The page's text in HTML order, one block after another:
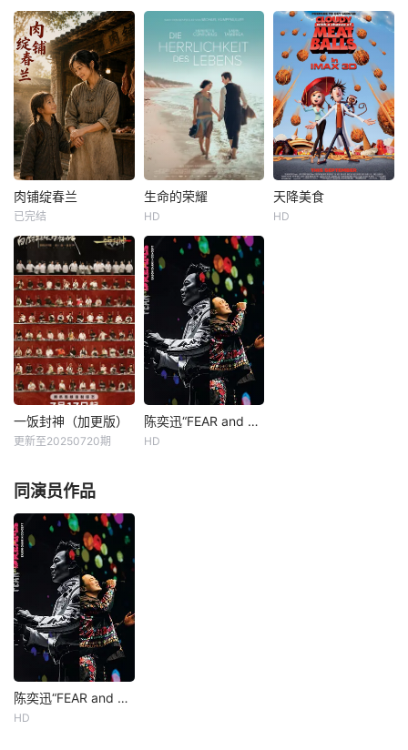
傅知遥忍辱十五
年，终于在夫君萧
破野葬礼上放声大
笑，重获自由。不
料意外重生，回到
联姻前夕，还被系
统逼迫攻略萧破
野、改写他的死
局。与此同时，被
她“气死”的萧破野
也带着恨意重生，
边，一心复仇。两
人互相试探、伪装
拉扯，从棺前仇人
变枕边爱人。傅知
遥手撕渣爹庶妹，
萧破野护妻宠妻无
度，二人联手揭穿
宫斗阴谋、平定乱
世，揭开双重生的
秘密。两世爱恨纠
缠，最终携手而
归。
洛辰遭挚友与未婚
妻陷害，家破人亡
后被高人救下，苦
修五年武道、丹
道、医道归来复
仇。他大闹仇人订
婚宴，揭露阴谋、
手刃仇敌，一路破
除金、郑、杨三大
豪门与血宗的围
剿，结识莫清婉、
人，逐步揭开父母
死亡的真相，揪出
幕后黑手安凌天。
洛辰建立势力、修
炼成仙，覆灭血
宗，为家族复仇，
最终走向巅峰。
肉铺绽春兰
肉铺绽春兰
已完结
生命的荣耀
萨宾·塔布瑞亚
《生命的荣耀》的
灵感来自弗兰兹·卡
夫卡和朵拉·迪亚芒
之间的爱情故事。
生命的荣耀
HD
天降美食
天降美食
HD
一饭封神（加更版）
星期日 12点更1这
是一档大型美食竞
技综艺。100位优
秀厨师带着对中华
美食的尊重与热
爱，借助炉台灶
火，利用手中厨刀
锅具，通过在节目
中不同形式的比拼
和挑战，开启一场
中国美食界的巅峰
对决，看最终谁能
问鼎“
一饭封神（加更版）
更新至20250720期
陈奕迅“FEAR and DREAMS”演唱会 陈奕迅“FEAR and DREAMS”演唱会
HD
同演员作品
陈奕迅“FEAR and DREAMS”演唱会 陈奕迅“FEAR and DREAMS”演唱会
HD